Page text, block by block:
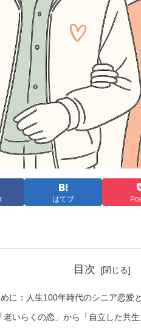
はてブ
目次
に：人生100年時代のシニア恋愛
「老いらくの恋」から「自立した共